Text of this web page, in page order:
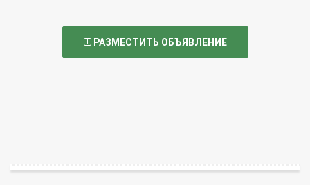
РАЗМЕСТИТЬ ОБЪЯВЛЕНИЕ